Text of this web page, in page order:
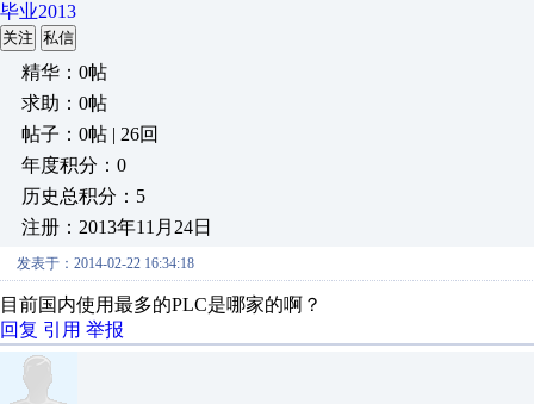
毕业2013
关注 私信
精华：0帖
求助：0帖
帖子：0帖 | 26回
年度积分：0
历史总积分：5
注册：2013年11月24日
发表于：2014-02-22 16:34:18
目前国内使用最多的PLC是哪家的啊？
回复 引用 举报